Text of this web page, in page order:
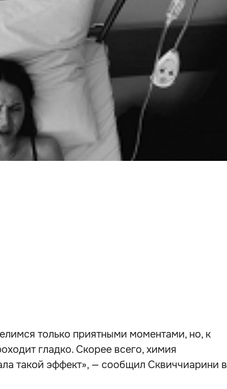
только приятными моментами, но, к
гладко. Скорее всего, химия
такой эффект», — сообщил Сквиччиарини в